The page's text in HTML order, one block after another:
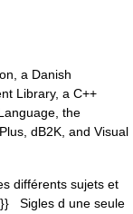
a Danish
Library, a C++
the
dB2K, and Visual
différents sujets et
Sigles d une seule